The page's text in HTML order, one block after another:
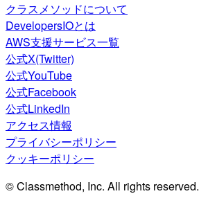
クラスメソッドについて
DevelopersIOとは
AWS支援サービス一覧
公式X(Twitter)
公式YouTube
公式Facebook
公式LinkedIn
アクセス情報
プライバシーポリシー
クッキーポリシー
© Classmethod, Inc. All rights reserved.